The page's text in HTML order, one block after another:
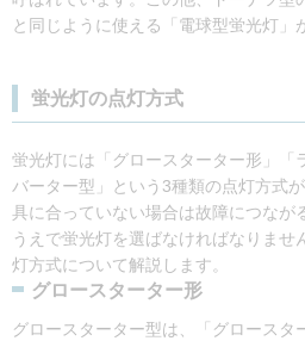
と同じように使える「電球型蛍光灯」
蛍光灯の点灯方式
蛍光灯には「グロースターター形」「
バーター型」という3種類の点灯方式
具に合っていない場合は故障につなが
うえで蛍光灯を選ばなければなりませ
灯方式について解説します。
グロースターター形
グロースターター型は、「グロースタ